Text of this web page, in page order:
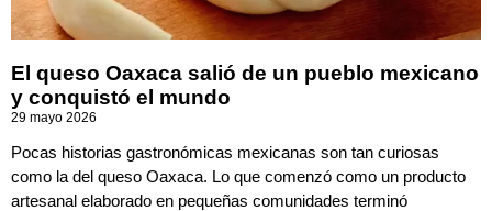
El queso Oaxaca salió de un pueblo mexicano
y conquistó el mundo
29 mayo 2026
Pocas historias gastronómicas mexicanas son tan curiosas
como la del queso Oaxaca. Lo que comenzó como un producto
artesanal elaborado en pequeñas comunidades terminó